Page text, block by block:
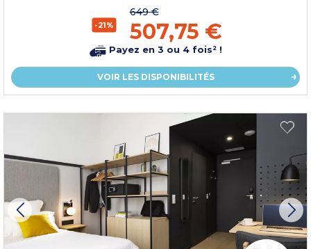
-21%
649 €
507,75 €
Payez en 3 ou 4 fois² !
VOIR LES DISPONIBILITÉS